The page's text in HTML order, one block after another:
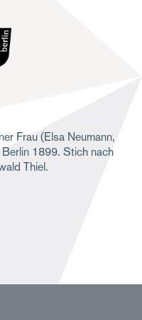
Frau (Elsa Neumann,
1899. Stich nach
Thiel.